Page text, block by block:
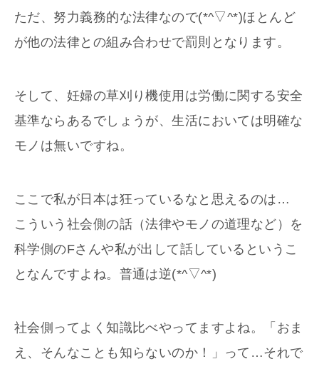
ただ、努力義務的な法律なので(*^▽^*)ほとんど
が他の法律との組み合わせで罰則となります。
そして、妊婦の草刈り機使用は労働に関する安全
基準ならあるでしょうが、生活においては明確な
モノは無いですね。
ここで私が日本は狂っているなと思えるのは…
こういう社会側の話（法律やモノの道理など）を
科学側のFさんや私が出して話しているというこ
となんですよね。普通は逆(*^▽^*)
社会側ってよく知識比べやってますよね。「おま
え、そんなことも知らないのか！」って…それで